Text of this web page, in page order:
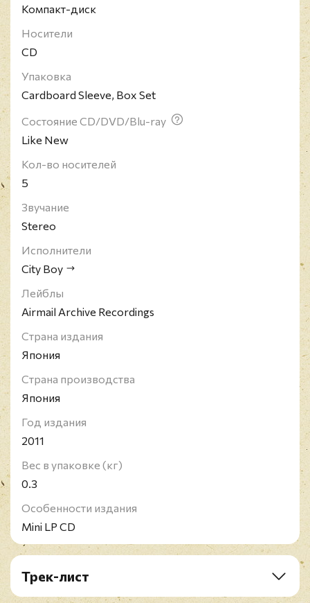
Компакт-диск
Носители
CD
Упаковка
Cardboard Sleeve, Box Set
Состояние CD/DVD/Blu-ray
Like New
Кол-во носителей
5
Звучание
Stereo
Исполнители
City Boy
Лейблы
Airmail Archive Recordings
Страна издания
Япония
Страна производства
Япония
Год издания
2011
Вес в упаковке (кг)
0.3
Особенности издания
Mini LP CD
Трек-лист
CD1: City Boy